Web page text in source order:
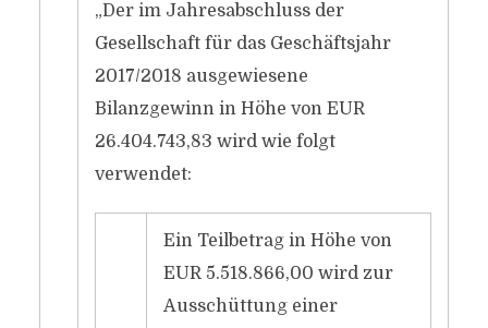
„Der im Jahresabschluss der
Gesellschaft für das Geschäftsjahr
2017/2018 ausgewiesene
Bilanzgewinn in Höhe von EUR
26.404.743,83 wird wie folgt
verwendet:
Ein Teilbetrag in Höhe von
EUR 5.518.866,00 wird zur
Ausschüttung einer